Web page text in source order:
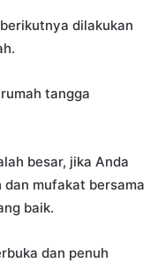
dilakukan
tangga
besar, jika Anda
mufakat bersama
baik.
dan penuh